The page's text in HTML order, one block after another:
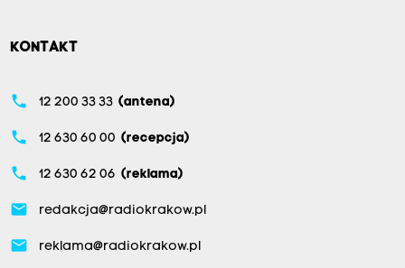
KONTAKT
phone 12 200 33 33 (antena)
phone 12 630 60 00 (recepcja)
phone 12 630 62 06 (reklama)
email redakcja@radiokrakow.pl
email reklama@radiokrakow.pl